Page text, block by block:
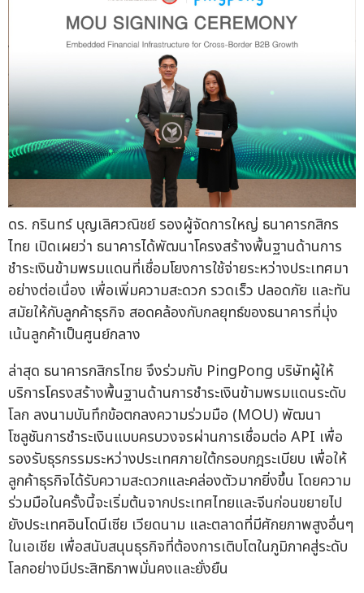
ดร. กรินทร์ บุญเลิศวณิชย์ รองผู้จัดการใหญ่ ธนาคารกสิกร
ไทย เปิดเผยว่า ธนาคารได้พัฒนาโครงสร้างพื้นฐานด้านการ
ชำระเงินข้ามพรมแดนที่เชื่อมโยงการใช้จ่ายระหว่างประเทศมา
อย่างต่อเนื่อง เพื่อเพิ่มความสะดวก รวดเร็ว ปลอดภัย และทัน
สมัยให้กับลูกค้าธุรกิจ สอดคล้องกับกลยุทธ์ของธนาคารที่มุ่ง
เน้นลูกค้าเป็นศูนย์กลาง
ล่าสุด ธนาคารกสิกรไทย จึงร่วมกับ PingPong บริษัทผู้ให้
บริการโครงสร้างพื้นฐานด้านการชำระเงินข้ามพรมแดนระดับ
โลก ลงนามบันทึกข้อตกลงความร่วมมือ (MOU) พัฒนา
โซลูชันการชำระเงินแบบครบวงจรผ่านการเชื่อมต่อ API เพื่อ
รองรับธุรกรรมระหว่างประเทศภายใต้กรอบกฎระเบียบ เพื่อให้
ลูกค้าธุรกิจได้รับความสะดวกและคล่องตัวมากยิ่งขึ้น โดยความ
ร่วมมือในครั้งนี้จะเริ่มต้นจากประเทศไทยและจีนก่อนขยายไป
ยังประเทศอินโดนีเซีย เวียดนาม และตลาดที่มีศักยภาพสูงอื่นๆ
ในเอเชีย เพื่อสนับสนุนธุรกิจที่ต้องการเติบโตในภูมิภาคสู่ระดับ
โลกอย่างมีประสิทธิภาพมั่นคงและยั่งยืน